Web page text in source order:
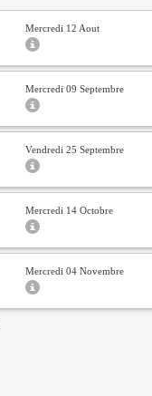
Mercredi 12 Aout
Mercredi 09 Septembre
Vendredi 25 Septembre
Mercredi 14 Octobre
Mercredi 04 Novembre